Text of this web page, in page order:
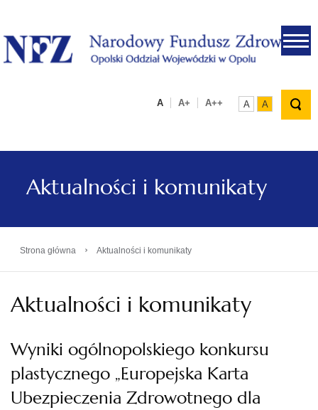
.
A A+ A++ A A
Aktualności i komunikaty
Strona główna › Aktualności i komunikaty
Aktualności i komunikaty
Wyniki ogólnopolskiego konkursu
plastycznego „Europejska Karta
Ubezpieczenia Zdrowotnego dla